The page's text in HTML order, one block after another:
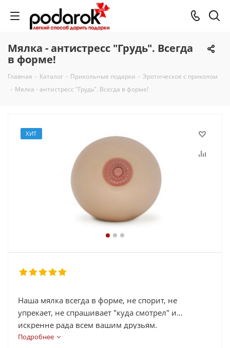
Мялка - антистресс "Грудь". Всегда
в форме!
Главная - Каталог - Прикольные подарки - Эротическое с приколом
- Мялка - антистресс "Грудь". Всегда в форме!
ХИТ
Наша мялка всегда в форме, не спорит, не
упрекает, не спрашивает "куда смотрел" и
искренне рада всем вашим друзьям.
Подробнее